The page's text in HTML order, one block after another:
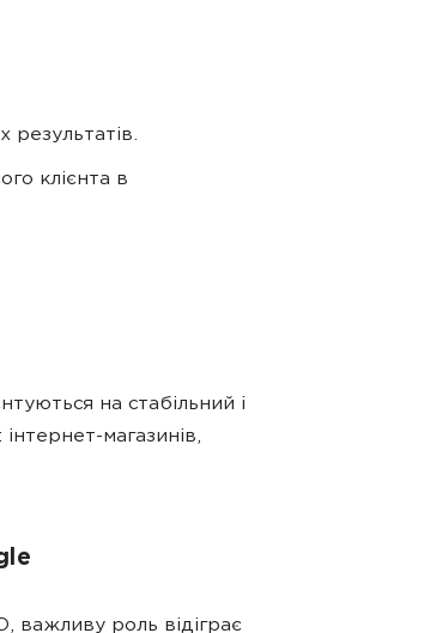
результатів.
клієнта в
на стабільний і
магазинів,
важливу роль відіграє